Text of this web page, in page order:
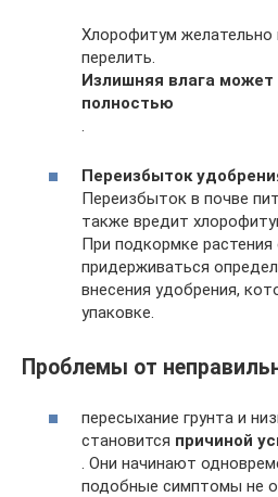
Хлорофитум желательно
перелить.
Излишняя влага может
полностью
.
Переизбыток
Переизбыток в почве
также вредит
При подкормке растения
придерживаться
внесения удобрения,
упаковке.
Проблемы от
пересыхание грунта и
становится причиной
. Они начинают
подобные симптомы не